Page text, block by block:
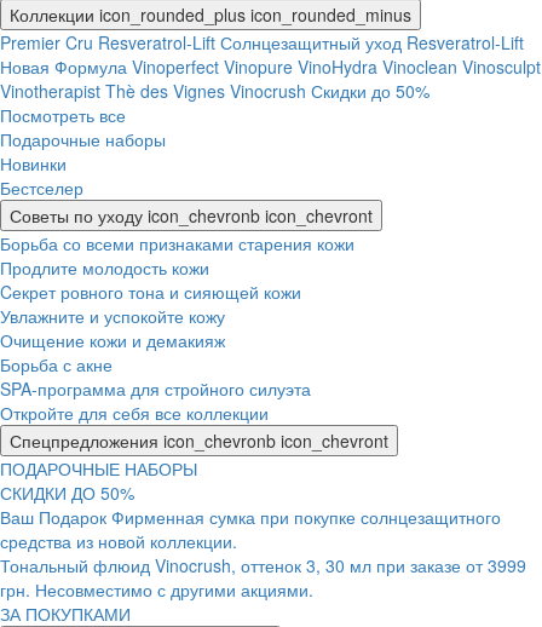
Коллекции icon_rounded_plus icon_rounded_minus
Premier Cru Resveratrol-Lift Солнцезащитный уход Resveratrol-Lift
Новая Формула Vinoperfect Vinopure VinoHydra Vinoclean Vinosculpt
Vinotherapist Thè des Vignes Vinocrush Скидки до 50%
Посмотреть все
Подарочные наборы
Новинки
Бестселер
Советы по уходу icon_chevronb icon_chevront
Борьба со всеми признаками старения кожи
Продлите молодость кожи
Cекрет ровного тона и сияющей кожи
Увлажните и успокойте кожу
Очищение кожи и демакияж
Борьба с акне
SPA-программа для стройного силуэта
Откройте для себя все коллекции
Спецпредложения icon_chevronb icon_chevront
ПОДАРОЧНЫЕ НАБОРЫ
СКИДКИ ДО 50%
Ваш Подарок Фирменная сумка при покупке солнцезащитного
средства из новой коллекции.
Тональный флюид Vinocrush, оттенок 3, 30 мл при заказе от 3999
грн. Несовместимо с другими акциями.
ЗА ПОКУПКАМИ